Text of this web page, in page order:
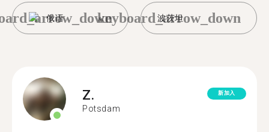
俄语 波茨坦
keyboard_arrow_down
Z.
Potsdam
新加入